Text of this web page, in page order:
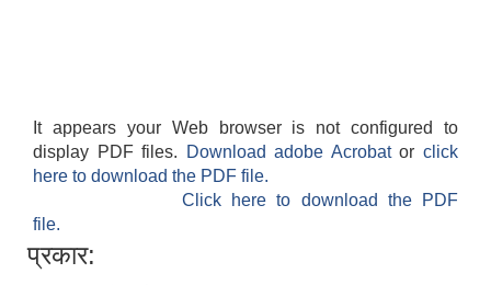
It appears your Web browser is not configured to
display PDF files.
Download adobe Acrobatorclick
here to download the PDF file.
Click here to download the PDF
file.
प्रकार: